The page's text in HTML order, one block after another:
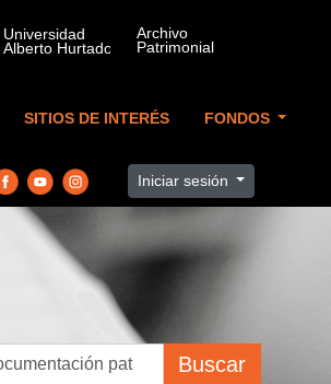
SITIOS DE INTERÉS FONDOS
Iniciar sesión
Buscar